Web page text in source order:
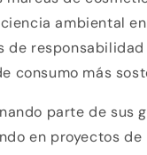
ambiental
de
consumo más
parte de sus
en proyectos